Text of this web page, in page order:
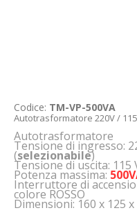
Codice: TM-VP-500VA
Autotrasformatore 220V /
Autotrasformatore
Tensione di ingresso:
(selezionabile)
Tensione di uscita: 115
Potenza massima:
Interruttore di
colore ROSSO
Dimensioni: 160 x 125 x